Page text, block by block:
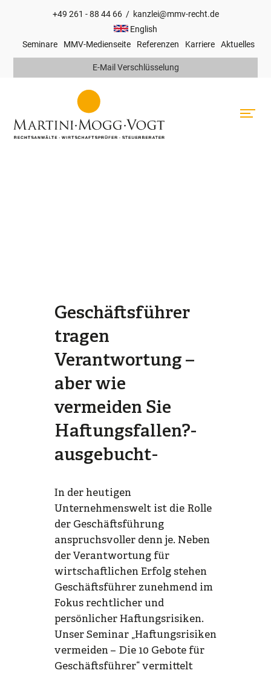
E-Mail Verschlüsselung
+49 261 - 88 44 66/ kanzlei@mmv-recht.de
English
Top
Seminare MMV-Medienseite Referenzen Karriere Aktuelles
Hauptnavigation
Geschäftsführer
tragen
Verantwortung –
aber wie
vermeiden Sie
Haftungsfallen?-
ausgebucht-
In der heutigen
Unternehmenswelt ist die Rolle
der Geschäftsführung
anspruchsvoller denn je. Neben
der Verantwortung für
wirtschaftlichen Erfolg stehen
Geschäftsführer zunehmend im
Fokus rechtlicher und
persönlicher Haftungsrisiken.
Unser Seminar „Haftungsrisiken
vermeiden – Die 10 Gebote für
Geschäftsführer“ vermittelt